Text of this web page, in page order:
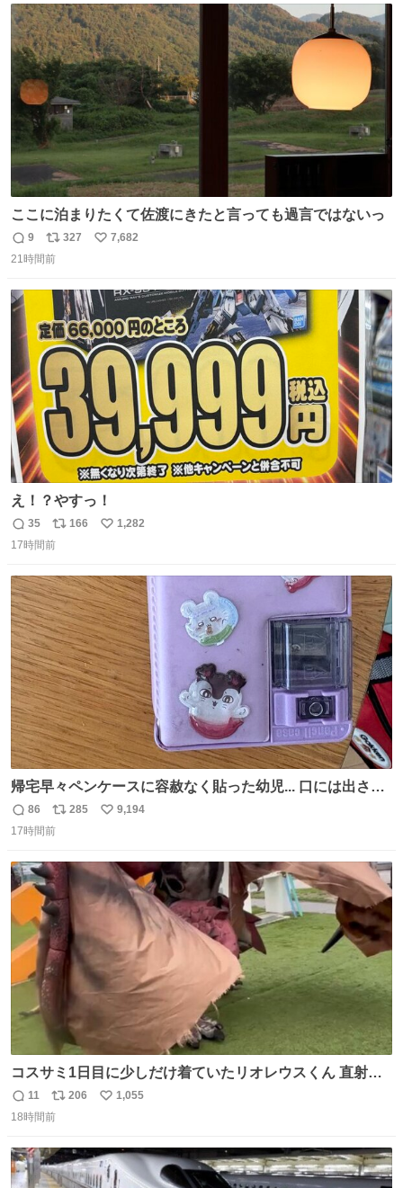
ト
数
数
ここに泊まりたくて佐渡にきたと言っても過言ではないっ
返
信
9
リ
ポ
ト
数
327
い
数
7,682
21時間前
え！？やすっ！
返
信
35
リ
ポ
ト
数
166
い
数
1,282
17時間前
帰宅早々ペンケースに容赦なく貼った幼児... 口には出さぬ
が勿体無い精神で心がざわつく.....ッ
返
信
86
リ
ポ
ト
数
285
い
数
9,194
17時間前
コスサミ1日目に少しだけ着ていたリオレウスくん 直射日
光下で暑すぎて疲労状態 火耐性15ではだめですね 適応珠
Lv1と耐火珠Lv3装備しないと真夏の名古屋は過ごせぬよう
返
信
11
リ
ポ
ト
数
206
い
数
1,055
18時間前